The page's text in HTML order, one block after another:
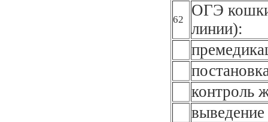
62
ОГЭ
линии):
контроль
выведение